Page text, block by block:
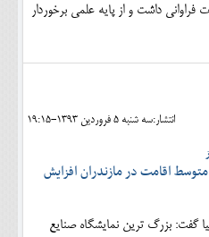
داشت و از پایه علمی برخوردار
انتشار:سه شنبه 5 فروردين 1393-19:15
اقامت در مازندران افزایش
گفت: بزرگ ترين نمايشگاه صنايع